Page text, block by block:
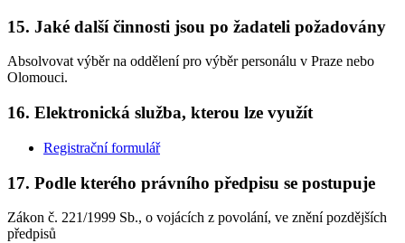
15. Jaké další činnosti jsou po žadateli požadovány
Absolvovat výběr na oddělení pro výběr personálu v Praze nebo
Olomouci.
16. Elektronická služba, kterou lze využít
Registrační formulář
17. Podle kterého právního předpisu se postupuje
Zákon č. 221/1999 Sb., o vojácích z povolání, ve znění pozdějších
předpisů